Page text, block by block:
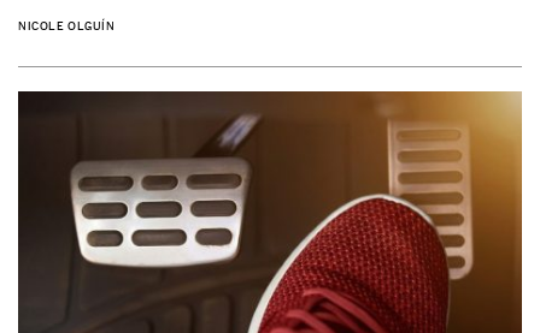
NICOLE OLGUÍN